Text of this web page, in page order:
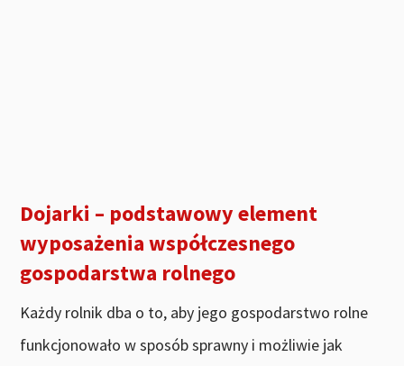
Dojarki – podstawowy element
wyposażenia współczesnego
gospodarstwa rolnego
Każdy rolnik dba o to, aby jego gospodarstwo rolne
funkcjonowało w sposób sprawny i możliwie jak